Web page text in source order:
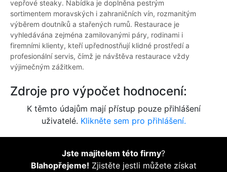
vepřové steaky. Nabídka je doplněna pestrým
sortimentem moravských i zahraničních vín, rozmanitým
výběrem doutníků a stařených rumů. Restaurace je
vyhledávána zejména zamilovanými páry, rodinami i
firemními klienty, kteří upřednostňují klidné prostředí a
profesionální servis, čímž je návštěva restaurace vždy
výjimečným zážitkem.
Zdroje pro výpočet hodnocení:
K těmto údajům mají přístup pouze přihlášení
uživatelé. Klikněte sem pro přihlášení.
Jste majitelem této firmy?
Blahopřejeme! Zjistěte jestli můžete získat